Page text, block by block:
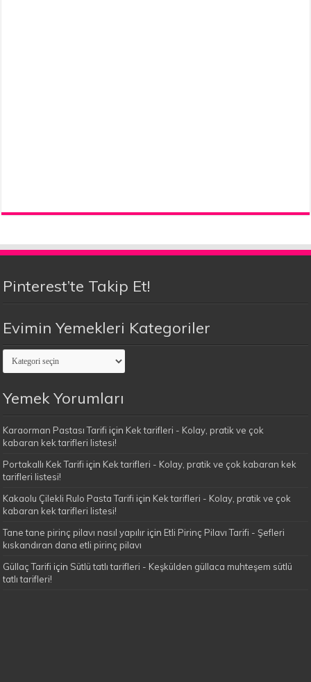
Pinterest’te Takip Et!
Evimin Yemekleri Kategoriler
Evimin
Yemekleri
Kategoriler
Yemek Yorumları
Karaorman Pastası Tarifi için Kek tarifleri - Kolay, pratik ve çok
kabaran kek tarifleri listesi!
Portakallı Kek Tarifi için Kek tarifleri - Kolay, pratik ve çok kabaran kek
tarifleri listesi!
Kakaolu Çilekli Rulo Pasta Tarifi için Kek tarifleri - Kolay, pratik ve çok
kabaran kek tarifleri listesi!
Tane tane pirinç pilavı nasıl yapılır için Etli Pirinç Pilavı Tarifi - Şefleri
kıskandıran dana etli pirinç pilavı
Güllaç Tarifi için Sütlü tatlı tarifleri - Keşkülden güllaca muhteşem sütlü
tatlı tarifleri!